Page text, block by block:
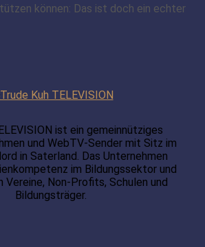
können: Das ist doch ein echter
ist ein gemeinnütziges
und WebTV-Sender mit Sitz im
in Saterland. Das Unternehmen
im Bildungssektor und
Vereine, Non-Profits, Schulen und
Bildungsträger.